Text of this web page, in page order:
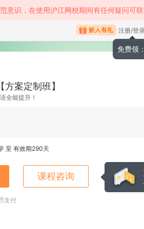
识，在使用沪江网校期间有任何疑问可联
注册/登
免费领
案定制班】
全能提升！
至 有效期290天
课程咨询
支付